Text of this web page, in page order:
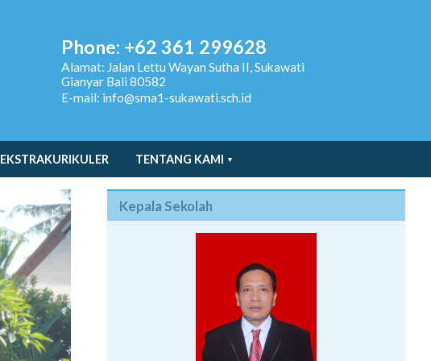
Phone: +62 361 299628
Alamat: Jalan Lettu Wayan Sutha II, Sukawati
Gianyar Bali 80582
E-mail: info@sma1-sukawati.sch.id
EKSTRAKURIKULER TENTANG KAMI
Kepala Sekolah